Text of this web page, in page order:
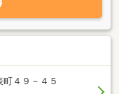
４９－４５